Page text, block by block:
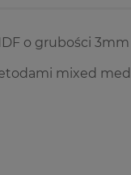
o grubości 3mm
mixed